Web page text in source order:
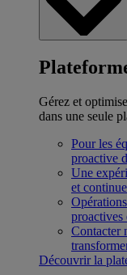
Gérez et
dans une seule
Pour les
proactive
Une
et continue
proactives
Contacter
Découvrir la